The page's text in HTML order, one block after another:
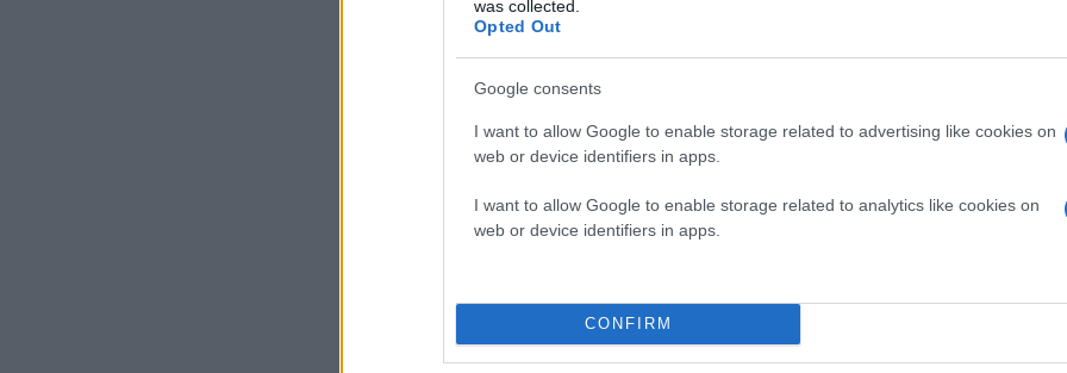
was collected.
Opted Out
Google consents
I want to allow Google to enable storage related to advertising like cookies on
web or device identifiers in apps.
I want to allow Google to enable storage related to analytics like cookies on
web or device identifiers in apps.
CONFIRM
ΘΕΣΣΑΛΟΝΙΚΗ